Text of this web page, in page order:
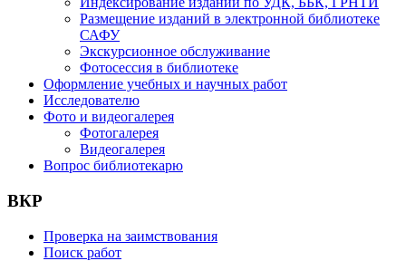
Размещение изданий в электронной библиотеке
САФУ
Экскурсионное обслуживание
Фотосессия в библиотеке
Оформление учебных и научных работ
Исследователю
Фото и видеогалерея
Фотогалерея
Видеогалерея
Вопрос библиотекарю
ВКР
Проверка на заимствования
Поиск работ